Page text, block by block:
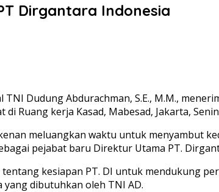
Dirgantara Indonesia
TNI Dudung Abdurachman, S.E., M.M.,
Ruang kerja Kasad, Mabesad, Jakarta,
meluangkan waktu untuk menyambut
pejabat baru Direktur Utama PT.
kesiapan PT. DI untuk mendukung
dibutuhkan oleh TNI AD.